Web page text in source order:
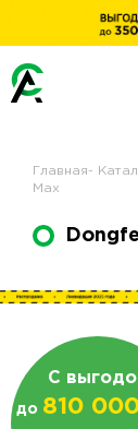
Главная-
Max
С
до 810